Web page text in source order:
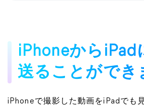
iPhoneからiPad
送ることができ
iPhoneで撮影した動画をiPadでも